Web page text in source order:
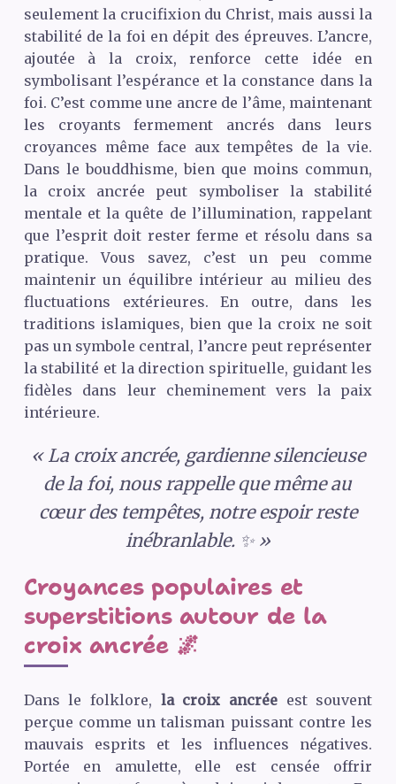
seulement la crucifixion du Christ, mais aussi la
stabilité de la foi en dépit des épreuves. L’ancre,
ajoutée à la croix, renforce cette idée en
symbolisant l’espérance et la constance dans la
foi. C’est comme une ancre de l’âme, maintenant
les croyants fermement ancrés dans leurs
croyances même face aux tempêtes de la vie.
Dans le bouddhisme, bien que moins commun,
la croix ancrée peut symboliser la stabilité
mentale et la quête de l’illumination, rappelant
que l’esprit doit rester ferme et résolu dans sa
pratique. Vous savez, c’est un peu comme
maintenir un équilibre intérieur au milieu des
fluctuations extérieures. En outre, dans les
traditions islamiques, bien que la croix ne soit
pas un symbole central, l’ancre peut représenter
la stabilité et la direction spirituelle, guidant les
fidèles dans leur cheminement vers la paix
intérieure.
« La croix ancrée, gardienne silencieuse
de la foi, nous rappelle que même au
cœur des tempêtes, notre espoir reste
inébranlable. ✨ »
Croyances populaires et
superstitions autour de la
croix ancrée 🌌
Dans le folklore, la croix ancréeest souvent
perçue comme un talisman puissant contre les
mauvais esprits et les influences négatives.
Portée en amulette, elle est censée offrir